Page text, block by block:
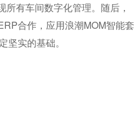
有车间数字化管理。随后，
合作，应用浪潮MOM智能套
实的基础。